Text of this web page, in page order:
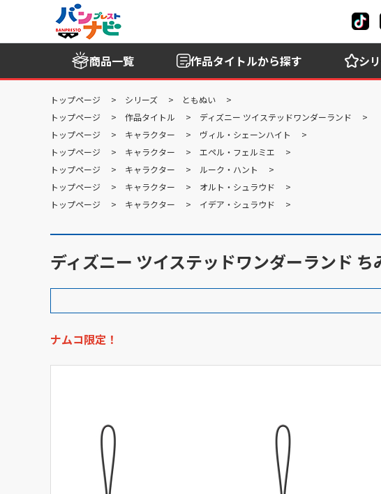
商品一覧 作品タイトルから探す シ
トップページ シリーズ
ともぬい
トップページ
作品タイトル
ディズニー ツイステッドワンダーランド
トップページ
キャラクター
ヴィル・シェーンハイト
トップページ
キャラクター
エペル・フェルミエ
トップページ
キャラクター
ルーク・ハント
トップページ
キャラクター
オルト・シュラウド
トップページ
キャラクター イデア・シュラウド
ディズニー ツイステッドワンダーランド
ナムコ限定！